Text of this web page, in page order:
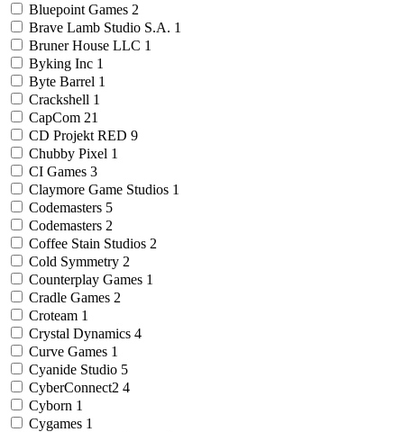
Bluepoint Games 2
Brave Lamb Studio S.A. 1
Bruner House LLC 1
Byking Inc 1
Byte Barrel 1
Crackshell 1
CapCom 21
CD Projekt RED 9
Chubby Pixel 1
CI Games 3
Claymore Game Studios 1
Codemasters 5
Codemasters 2
Coffee Stain Studios 2
Cold Symmetry 2
Counterplay Games 1
Cradle Games 2
Croteam 1
Crystal Dynamics 4
Curve Games 1
Cyanide Studio 5
CyberConnect2 4
Cyborn 1
Cygames 1